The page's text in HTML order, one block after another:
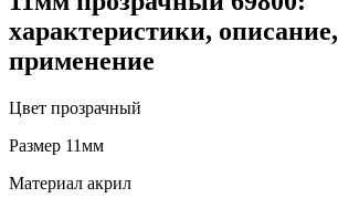
характеристики, описание,
применение
Цвет прозрачный
Размер 11мм
Материал акрил